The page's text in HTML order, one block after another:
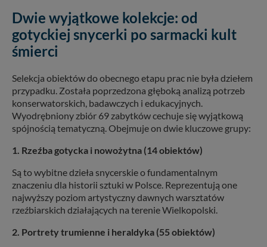
Dwie wyjątkowe kolekcje: od
gotyckiej snycerki po sarmacki kult
śmierci
Selekcja obiektów do obecnego etapu prac nie była dziełem
przypadku. Została poprzedzona głęboką analizą potrzeb
konserwatorskich, badawczych i edukacyjnych.
Wyodrębniony zbiór 69 zabytków cechuje się wyjątkową
spójnością tematyczną. Obejmuje on dwie kluczowe grupy:
1. Rzeźba gotycka i nowożytna (14 obiektów)
Są to wybitne dzieła snycerskie o fundamentalnym
znaczeniu dla historii sztuki w Polsce. Reprezentują one
najwyższy poziom artystyczny dawnych warsztatów
rzeźbiarskich działających na terenie Wielkopolski.
2. Portrety trumienne i heraldyka (55 obiektów)